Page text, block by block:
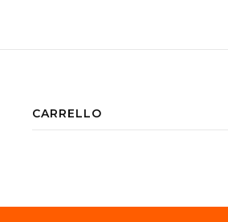
CARRELLO